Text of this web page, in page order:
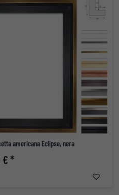
americana Eclipse, nera
€ *